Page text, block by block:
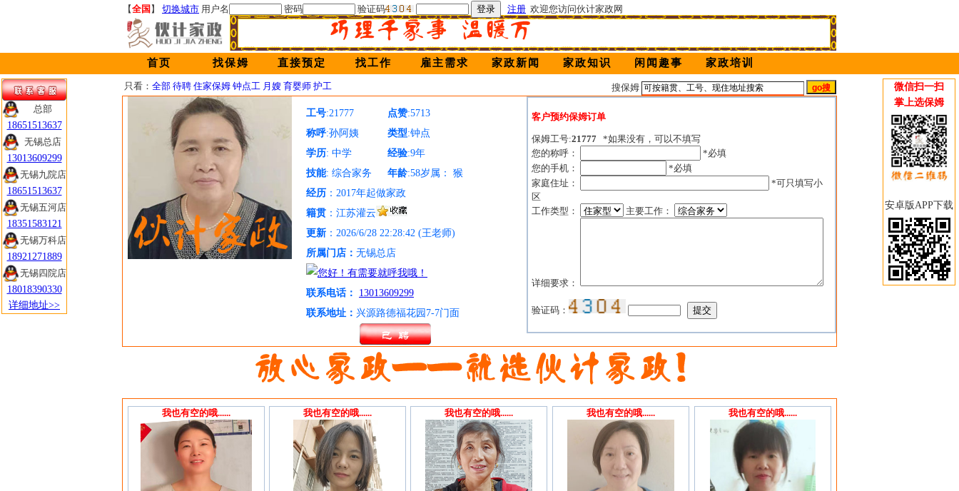
【全国 】 切换城市 用户名 密码 验证码 注册 欢迎您访问伙计家政网
首页 找保姆 直接预定 找工作 雇主需求 家政新闻 家政知识 闲闻趣事 家政培训
只看： 全部 待聘 住家保姆 钟点工 月嫂 育婴师 护工 搜保姆
工号:21777 点赞:5713
称呼:孙阿姨 类型:钟点
学历: 中学 经验:9年
技能: 综合家务 年龄:58岁属： 猴
经历 ：2017年起做家政
籍贯 ：江苏灌云
更新 ：2026/6/28 22:28:42 (王老师)
所属门店： 无锡总店
联系电话：
13013609299
联系地址： 兴源路德福花园7-7门面
客户预约保姆订单
保姆工号:21777 *如果没有，可以不填写
您的称呼：
*必填
您的手机：
*必填
家庭住址：
*可只填写小
区
工作类型：
主要工作：
详细要求：
验证码：
我也有空的哦...... 我也有空的哦...... 我也有空的哦...... 我也有空的哦...... 我也有空的哦......
总部
18651513637
无锡总店
13013609299
无锡九院店
18651513637
无锡五河店
18351583121
无锡万科店
18921271889
无锡四院店
18018390330
详细地址>>
微信扫一扫
掌上选保姆
安卓版APP下载